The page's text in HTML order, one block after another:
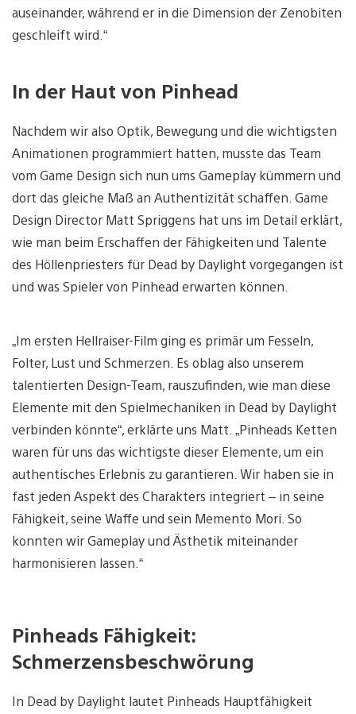
auseinander, während er in die Dimension der Zenobiten
geschleift wird.“
In der Haut von Pinhead
Nachdem wir also Optik, Bewegung und die wichtigsten
Animationen programmiert hatten, musste das Team
vom Game Design sich nun ums Gameplay kümmern und
dort das gleiche Maß an Authentizität schaffen. Game
Design Director Matt Spriggens hat uns im Detail erklärt,
wie man beim Erschaffen der Fähigkeiten und Talente
des Höllenpriesters für Dead by Daylight vorgegangen ist
und was Spieler von Pinhead erwarten können.
„Im ersten Hellraiser-Film ging es primär um Fesseln,
Folter, Lust und Schmerzen. Es oblag also unserem
talentierten Design-Team, rauszufinden, wie man diese
Elemente mit den Spielmechaniken in Dead by Daylight
verbinden könnte“, erklärte uns Matt. „Pinheads Ketten
waren für uns das wichtigste dieser Elemente, um ein
authentisches Erlebnis zu garantieren. Wir haben sie in
fast jeden Aspekt des Charakters integriert – in seine
Fähigkeit, seine Waffe und sein Memento Mori. So
konnten wir Gameplay und Ästhetik miteinander
harmonisieren lassen.“
Pinheads Fähigkeit:
Schmerzensbeschwörung
In Dead by Daylight lautet Pinheads Hauptfähigkeit